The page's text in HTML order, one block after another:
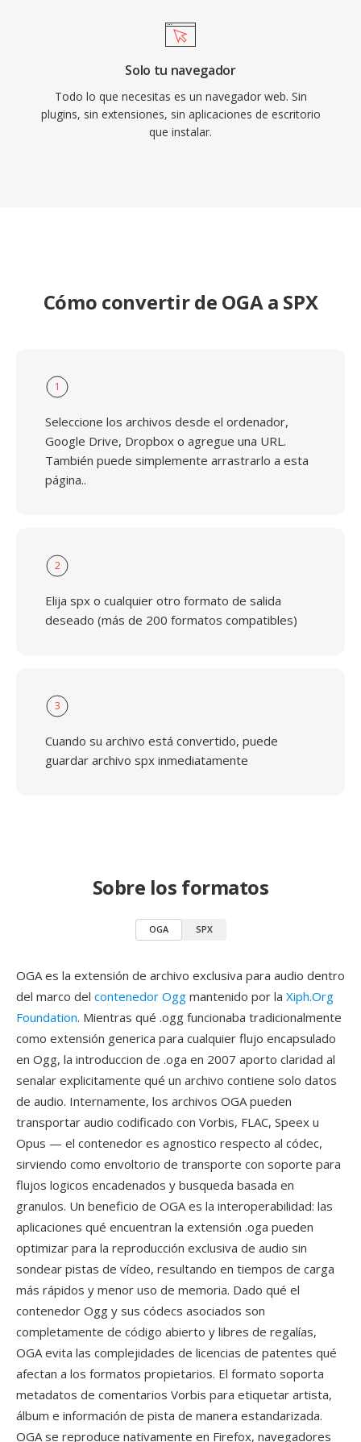
Solo tu navegador
Todo lo que necesitas es un navegador web. Sin
plugins, sin extensiones, sin aplicaciones de escritorio
que instalar.
Cómo convertir de OGA a SPX
1
Seleccione los archivos desde el ordenador,
Google Drive, Dropbox o agregue una URL.
También puede simplemente arrastrarlo a esta
página..
2
Elija spx o cualquier otro formato de salida
deseado (más de 200 formatos compatibles)
3
Cuando su archivo está convertido, puede
guardar archivo spx inmediatamente
Sobre los formatos
OGA SPX
OGA es la extensión de archivo exclusiva para audio dentro
del marco del contenedor Ogg mantenido por la Xiph.Org
Foundation. Mientras qué .ogg funcionaba tradicionalmente
como extensión generica para cualquier flujo encapsulado
en Ogg, la introduccion de .oga en 2007 aporto claridad al
senalar explicitamente qué un archivo contiene solo datos
de audio. Internamente, los archivos OGA pueden
transportar audio codificado con Vorbis, FLAC, Speex u
Opus — el contenedor es agnostico respecto al códec,
sirviendo como envoltorio de transporte con soporte para
flujos logicos encadenados y busqueda basada en
granulos. Un beneficio de OGA es la interoperabilidad: las
aplicaciones qué encuentran la extensión .oga pueden
optimizar para la reproducción exclusiva de audio sin
sondear pistas de vídeo, resultando en tiempos de carga
más rápidos y menor uso de memoria. Dado qué el
contenedor Ogg y sus códecs asociados son
completamente de código abierto y libres de regalías,
OGA evita las complejidades de licencias de patentes qué
afectan a los formatos propietarios. El formato soporta
metadatos de comentarios Vorbis para etiquetar artista,
álbum e información de pista de manera estandarizada.
OGA se reproduce nativamente en Firefox, navegadores